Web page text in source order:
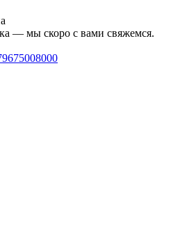
— мы скоро с вами свяжемся.